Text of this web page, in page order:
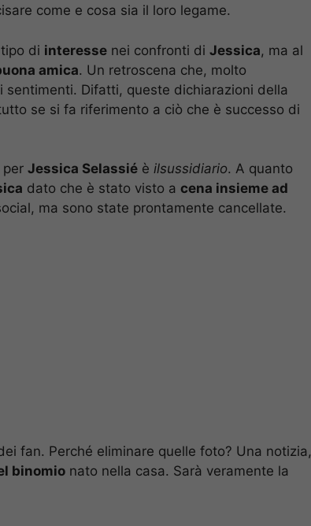
come e cosa sia il loro legame.
di interesse nei confronti di Jessica, ma al
amica. Un retroscena che, molto
Difatti, queste dichiarazioni della
se si fa riferimento a ciò che è successo di
Jessica Selassié è ilsussidiario. A quanto
dato che è stato visto a cena insieme ad
ma sono state prontamente cancellate.
fan. Perché eliminare quelle foto? Una notizia,
binomio nato nella casa. Sarà veramente la